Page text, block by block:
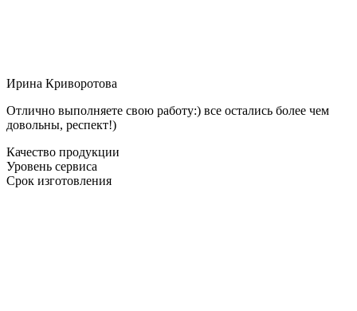
Ирина Криворотова
Отлично выполняете свою работу:) все остались более чем
довольны, респект!)
Качество продукции
Уровень сервиса
Срок изготовления